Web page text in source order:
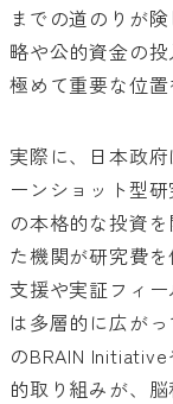
までの道のりが
略や公的資金の
極めて重要な位置
実際に、日本政
ーンショット型
の本格的な投資
た機関が研究費
支援や実証フィ
は多層的に広が
のBRAIN
的取り組みが、